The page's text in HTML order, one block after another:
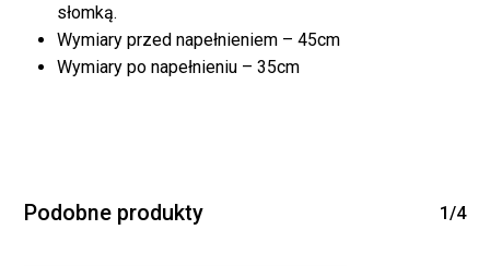
słomką.
Wymiary przed napełnieniem – 45cm
Wymiary po napełnieniu – 35cm
Podobne produkty 1/4